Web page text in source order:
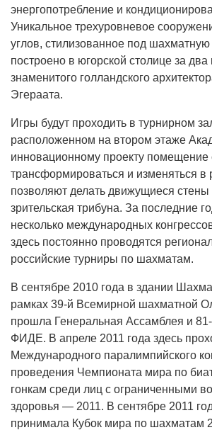
энергопотребление и
Уникальное трехуровневое
углов, стилизованное под шахматную
построено в югорской столице за два
знаменитого голландского
Эгераата.
Игры будут проходить в турнирном
расположенном на втором этаже
инновационному проекту помещение
трансформироваться и изменяться в
позволяют делать движущиеся стены
зрительская трибуна. За последние
несколько международных
здесь постоянно проводятся
российские турниры по шахматам.
В сентябре 2010 года в здании
рамках 39-й Всемирной шахматной
прошла Генеральная Ассамблея и
ФИДЕ. В апреле 2011 года здесь
Международного паралимпийского
проведения Чемпионата мира по
гонкам среди лиц с ограниченными
здоровья — 2011. В сентябре 2011
принимала Кубок мира по шахматам